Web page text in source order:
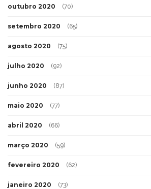
outubro 2020 (70)
setembro 2020 (65)
agosto 2020 (75)
julho 2020 (92)
junho 2020 (87)
maio 2020 (77)
abril 2020 (66)
março 2020 (59)
fevereiro 2020 (62)
janeiro 2020 (73)